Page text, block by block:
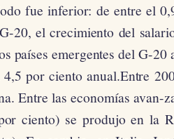
fue inferior: de entre el
20, el crecimiento del
países emergentes del G-
por ciento anual.Entre
Entre las economías avan-
ciento) se produjo en la